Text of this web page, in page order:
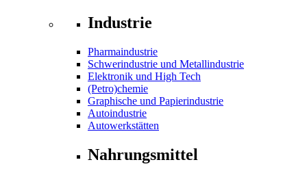
Industrie
Pharmaindustrie
Schwerindustrie und Metallindustrie
Elektronik und High Tech
(Petro)chemie
Graphische und Papierindustrie
Autoindustrie
Autowerkstätten
Nahrungsmittel